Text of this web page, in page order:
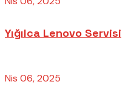
Yığılca Lenovo Servisi
Nis 06, 2025